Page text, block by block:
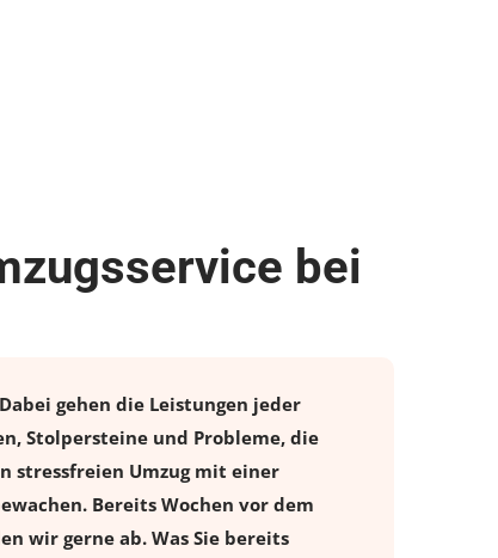
bei
gehen die Leistungen jeder
Stolpersteine und Probleme, die
stressfreien Umzugmit einer
Bereits Wochen vor dem
wir gerne ab. Was Sie bereits